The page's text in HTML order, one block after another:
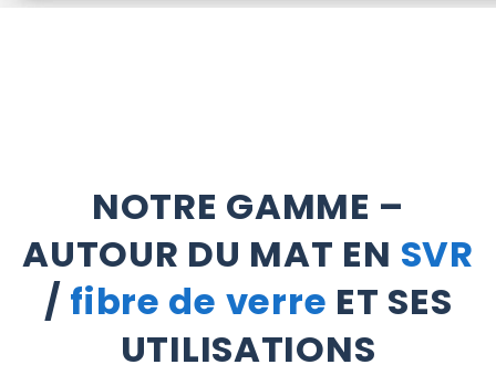
NOTRE GAMME –
AUTOUR DU MAT EN SVR
/ fibre de verre ET SES
UTILISATIONS